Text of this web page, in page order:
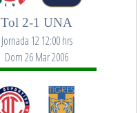
Tol 2-1 UNA
Jornada 12 12:00 hrs
Dom 26 Mar 2006